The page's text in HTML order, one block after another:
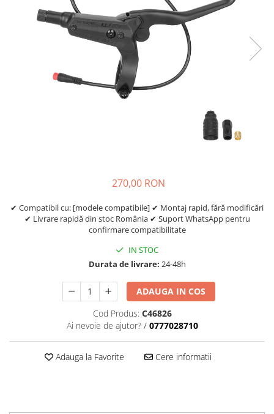
https://www.doctortrotineta.ro/lumini
https://www.doctortrotineta.ro/cadru
270,00 RON
✔ Compatibil cu: [modele compatibile] ✔ Montaj rapid, fără modificări
✔ Livrare rapidă din stoc România ✔ Suport WhatsApp pentru
confirmare compatibilitate
IN STOC
Durata de livrare: 24-48h
ADAUGA IN COS
Cod Produs: C46826
Ai nevoie de ajutor? / 0777028710
Adauga la Favorite Cere informatii